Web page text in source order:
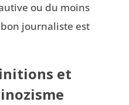
ou du moins
bon journaliste est
et